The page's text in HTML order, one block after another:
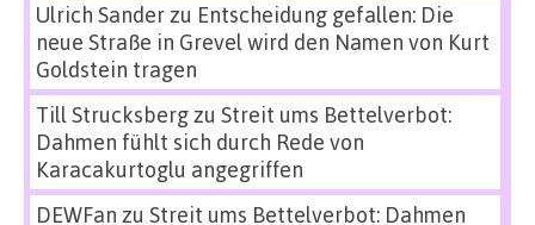
Ulrich Sanderzu Entscheidung gefallen: Die
neue Straße in Grevel wird den Namen von Kurt
Goldstein tragen
Till Strucksbergzu Streit ums Bettelverbot:
Dahmen fühlt sich durch Rede von
Karacakurtoglu angegriffen
DEWFan zu Streit ums Bettelverbot: Dahmen